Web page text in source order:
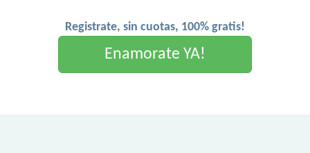
Registrate, sin cuotas, 100% gratis!
Enamorate YA!